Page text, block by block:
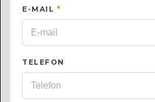
E-MAIL *
TELEFON